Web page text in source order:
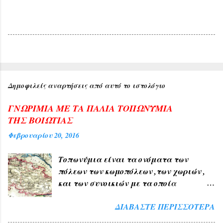
Δημοφιλείς αναρτήσεις από αυτό το ιστολόγιο
ΓΝΩΡΙΜΙΑ ΜΕ ΤΑ ΠΑΛΙΑ ΤΟΠΩΝΥΜΙΑ
ΤΗΣ ΒΟΙΩΤΙΑΣ
Φεβρουαρίου 20, 2016
Τοπωνύμια είναι τα ονόματα των
πόλεων των κωμοπόλεων ,των χωριών ,
και των συνοικιών με τα οποία
ΑΘΗΝΑ , ΠΑΤΡΑ , ΘΕΣΣΑΛΟΝΙΚΗ , ΧΙΟΣ
ΔΙΑΒΆΣΤΕ ΠΕΡΙΣΣΌΤΕΡΑ